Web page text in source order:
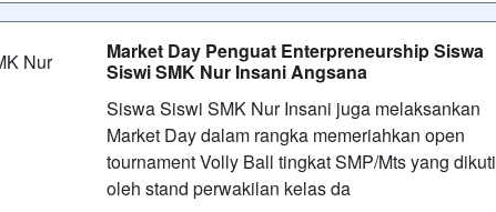
Market Day Penguat Enterpreneurship Siswa
Siswi SMK Nur Insani Angsana
Siswa Siswi SMK Nur Insani juga melaksankan
Market Day dalam rangka memeriahkan open
tournament Volly Ball tingkat SMP/Mts yang dikuti
oleh stand perwakilan kelas da